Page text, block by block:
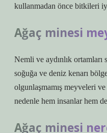
kullanmadan önce bitkileri iyi
Ağaç minesi
Nemli ve aydınlık ortamları
soğuğa ve deniz kenarı
olgunlaşmamış meyveleri
nedenle hem insanlar hem
Ağaç minesi